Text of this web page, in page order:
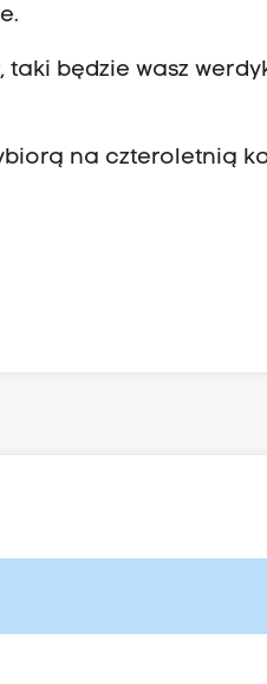
będzie wasz
na czteroletnią